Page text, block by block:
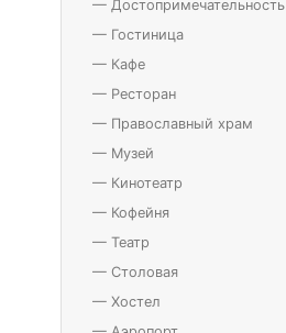
— Достопримечательность
— Гостиница
— Кафе
— Ресторан
— Православный храм
— Музей
— Кинотеатр
— Кофейня
— Театр
— Столовая
— Хостел